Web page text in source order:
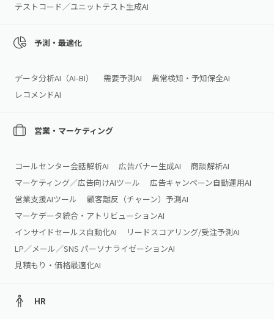
テストコード／ユニットテスト生成AI
予測・最適化
データ分析AI（AI‑BI） 需要予測AI
異常検知・予知保全AI
レコメンドAI
営業・マーケティング
コールセンター会話解析AI 広告バナー生成AI
商談解析AI
マーケティング／広告向けAIツール
広告キャンペーン自動運用AI
営業支援AIツール
顧客離反（チャーン）予測AI
マーケデータ統合・アトリビューションAI
インサイドセールス自動化AI
リードスコアリング/受注予測AI
LP／メール／SNS パーソナライゼーションAI
見積もり・価格最適化AI
HR